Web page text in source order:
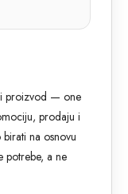
proizvod — one
prodaju i
na osnovu
potrebe, a ne